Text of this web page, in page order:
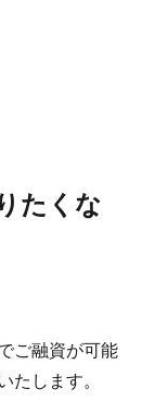
たくな
ご融資が可能
たします。